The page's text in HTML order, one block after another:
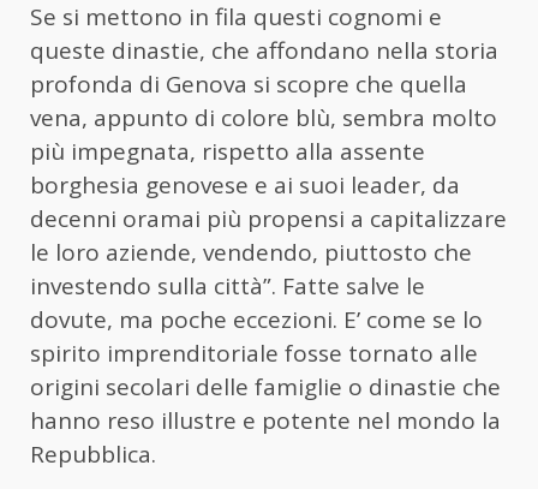
Se si mettono in fila questi cognomi e
queste dinastie, che affondano nella storia
profonda di Genova si scopre che quella
vena, appunto di colore blù, sembra molto
più impegnata, rispetto alla assente
borghesia genovese e ai suoi leader, da
decenni oramai più propensi a capitalizzare
le loro aziende, vendendo, piuttosto che
investendo sulla città”. Fatte salve le
dovute, ma poche eccezioni. E’ come se lo
spirito imprenditoriale fosse tornato alle
origini secolari delle famiglie o dinastie che
hanno reso illustre e potente nel mondo la
Repubblica.